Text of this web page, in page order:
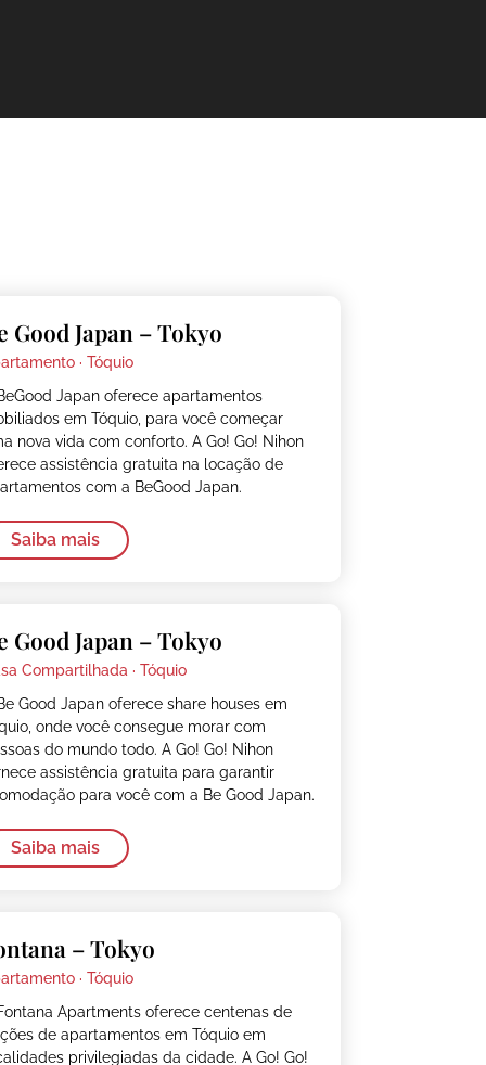
Good Japan – Tokyo
· Tóquio
Japan oferece apartamentos
em Tóquio, para você começar
nova vida com conforto. A Go! Go! Nihon
assistência gratuita na locação de
com a BeGood Japan.
Saiba mais
Good Japan – Tokyo
Compartilhada · Tóquio
Good Japan oferece share houses em
onde você consegue morar com
do mundo todo. A Go! Go! Nihon
assistência gratuita para garantir
para você com a Be Good Japan.
Saiba mais
– Tokyo
· Tóquio
Apartments oferece centenas de
de apartamentos em Tóquio em
privilegiadas da cidade. A Go! Go!